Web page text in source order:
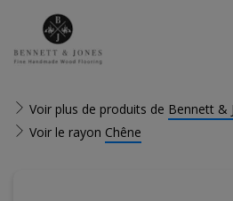
Voir plus de produits de Bennett &
Voir le rayon Chêne